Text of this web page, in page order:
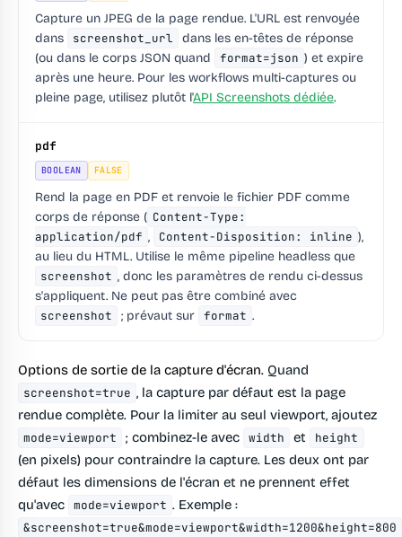
Capture un JPEG de la page rendue. L'URL est renvoyée
dans
screenshot_url
dans les en-têtes de réponse
(ou dans le corps JSON quand
format=json ) et expire
après une heure. Pour les workflows multi-captures ou
pleine page, utilisez plutôt l'API Screenshots dédiée.
pdf
BOOLEAN FALSE
Rend la page en PDF et renvoie le fichier PDF comme
corps de réponse ( Content-Type:
application/pdf , Content-Disposition: inline ),
au lieu du HTML. Utilise le même pipeline headless que
screenshot , donc les paramètres de rendu ci-dessus
s'appliquent. Ne peut pas être combiné avec
screenshot
; prévaut sur format .
Options de sortie de la capture d'écran. Quand
screenshot=true , la capture par défaut est la page
rendue complète. Pour la limiter au seul viewport, ajoutez
mode=viewport ; combinez-le avec width et height
(en pixels) pour contraindre la capture. Les deux ont par
défaut les dimensions de l'écran et ne prennent effet
qu'avec mode=viewport . Exemple :
&screenshot=true&mode=viewport&width=1200&height=800